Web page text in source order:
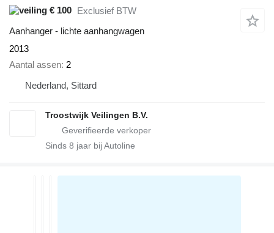
€ 100 Exclusief BTW
Aanhanger - lichte aanhangwagen
2013
Aantal assen 2
Nederland, Sittard
Troostwijk Veilingen B.V.
Sinds 8 jaar bij Autoline